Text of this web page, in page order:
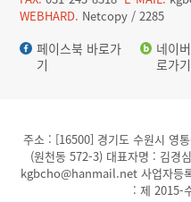
WEBHARD. Netcopy / 2285
페이스북 바로가
기
네이
로가기
주소 : [16500] 경기도 수원시 영
(원천동 572-3) 대표자명 : 김
kgbcho@hanmail.net 사업자등
: 제 2015-